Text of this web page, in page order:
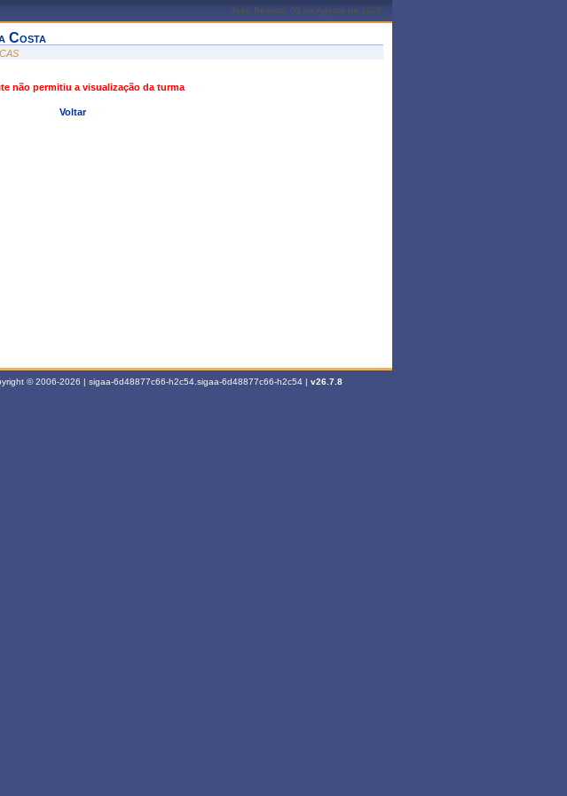
João Pessoa, 08 de Agosto de 2026
Costa
não permitiu a visualização da turma
Voltar
© 2006-2026 | sigaa-6d48877c66-h2c54.sigaa-6d48877c66-h2c54 | v26.7.8